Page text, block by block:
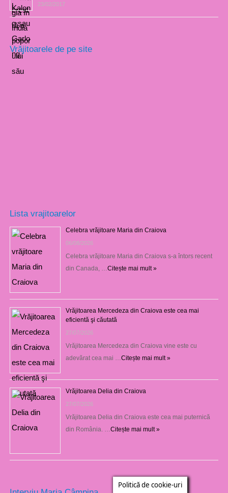
23/02/2017
Vrăjitoarele de pe site
Lista vrajitoarelor
Celebra vrăjitoare Maria din Craiova
06/08/2026
Celebra vrăjitoare Maria din Craiova s-a întors recent
din Canada, … Citește mai mult »
Vrăjitoarea Mercedeza din Craiova este cea mai
eficientă şi căutată
27/07/2026
Vrăjitoarea Mercedeza din Craiova vine este cu
adevărat cea mai … Citește mai mult »
Vrăjitoarea Delia din Craiova
27/07/2026
Vrăjitoarea Delia din Craiova este cea mai puternică
din România. … Citește mai mult »
Politică de cookie-uri